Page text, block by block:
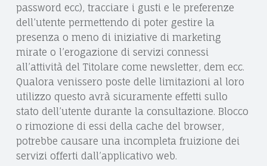
O
C
A
T
O
D
A
N
password ecc), tracciare i gusti e le preferenze
dell’utente permettendo di poter gestire la
presenza o meno di iniziative di marketing
mirate o l’erogazione di servizi connessi
all’attività del Titolare come newsletter, dem ecc.
Qualora venissero poste delle limitazioni al loro
utilizzo questo avrà sicuramente effetti sullo
stato dell’utente durante la consultazione. Blocco
o rimozione di essi della cache del browser,
potrebbe causare una incompleta fruizione dei
servizi offerti dall’applicativo web.